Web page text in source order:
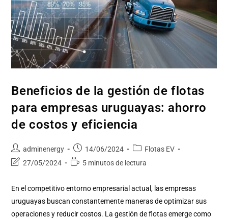
Beneficios de la gestión de flotas
para empresas uruguayas: ahorro
de costos y eficiencia
adminenergy 14/06/2024
Flotas EV
27/05/2024
5 minutos de lectura
En el competitivo entorno empresarial actual, las empresas
uruguayas buscan constantemente maneras de optimizar sus
operaciones y reducir costos. La gestión de flotas emerge como